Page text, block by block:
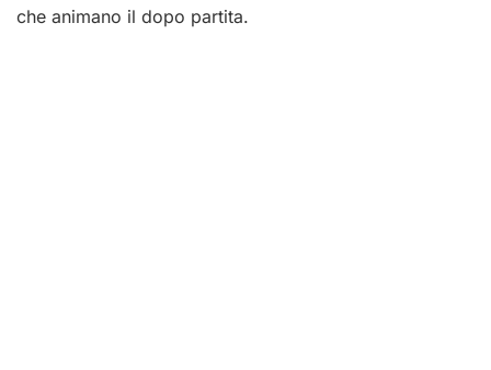
che animano il dopo partita.